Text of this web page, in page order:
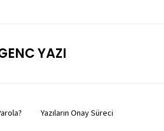
YAZI
Yazıların Onay Süreci